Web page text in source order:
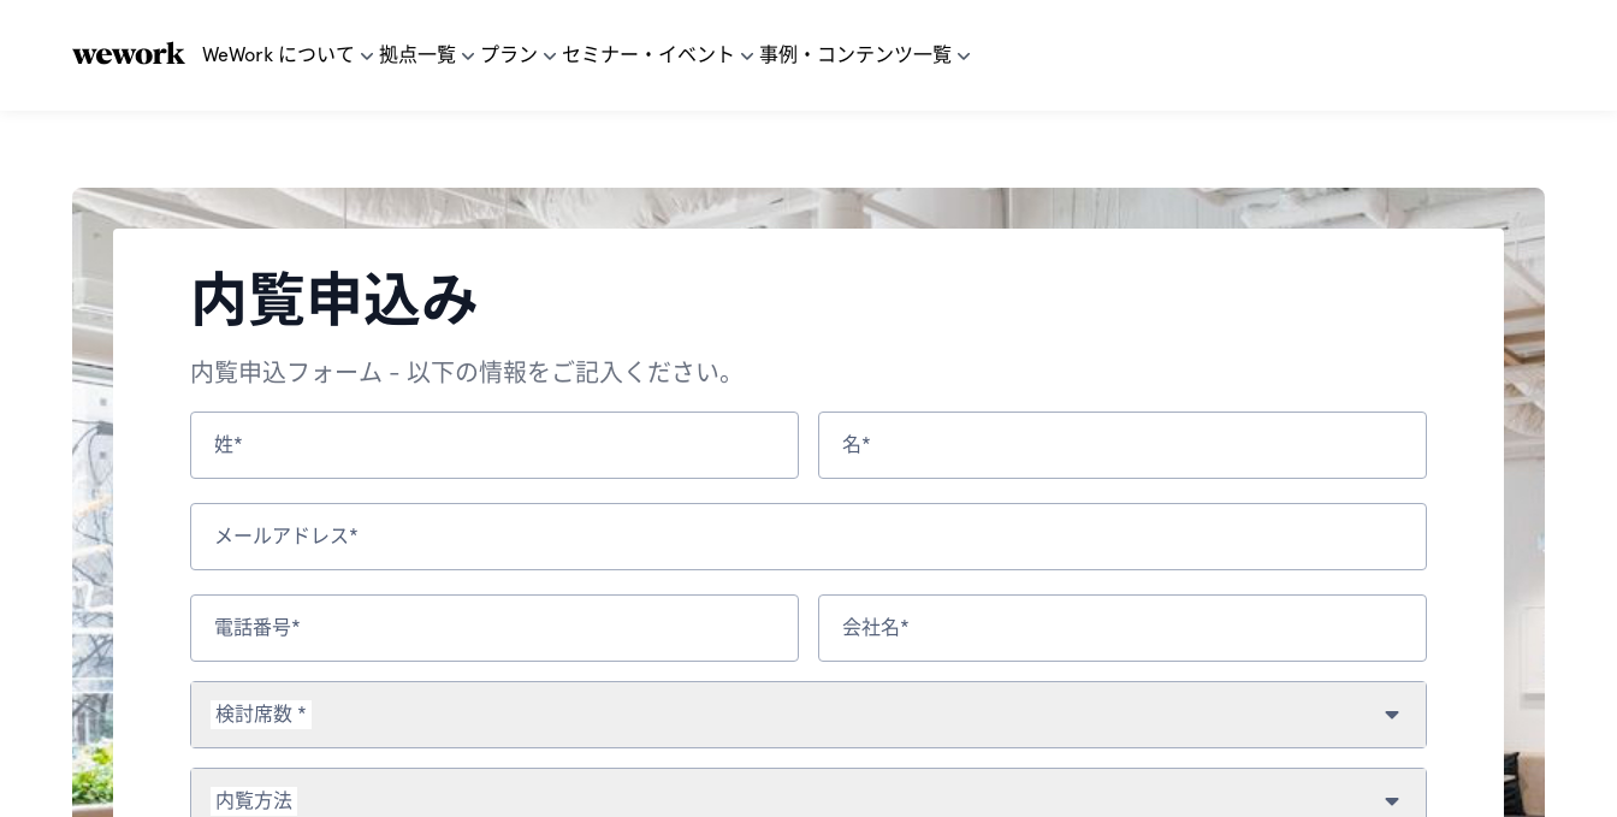
WeWork について 拠点一覧 プラン セミナー・イベント 事例・コンテンツ一覧
内覧申込み
内覧申込フォーム - 以下の情報をご記入ください。
姓* 名*
メールアドレス*
電話番号* 会社名*
検討席数 *
内覧方法